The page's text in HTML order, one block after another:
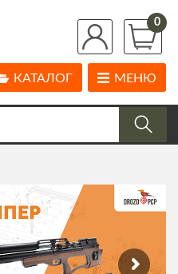
0
МЕНЮ
КАТАЛОГ